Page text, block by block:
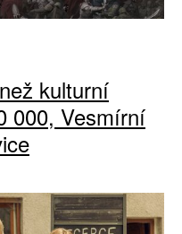
kulturní
000, Vesmírní